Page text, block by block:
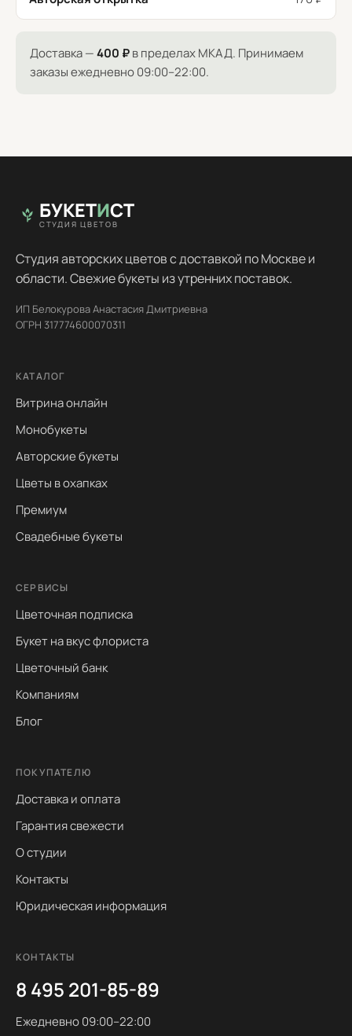
Доставка —400 ₽в пределах МКАД. Принимаем
заказы ежедневно 09:00–22:00.
БУКЕТИСТ
СТУДИЯ ЦВЕТОВ
Студия авторских цветов с доставкой по Москве и
области. Свежие букеты из утренних поставок.
ИП Белокурова Анастасия Дмитриевна
ОГРН 317774600070311
КАТАЛОГ
Витрина онлайн
Монобукеты
Авторские букеты
Цветы в охапках
Премиум
Свадебные букеты
СЕРВИСЫ
Цветочная подписка
Букет на вкус флориста
Цветочный банк
Компаниям
Блог
ПОКУПАТЕЛЮ
Доставка и оплата
Гарантия свежести
О студии
Контакты
Юридическая информация
КОНТАКТЫ
8 495 201-85-89
Ежедневно 09:00–22:00